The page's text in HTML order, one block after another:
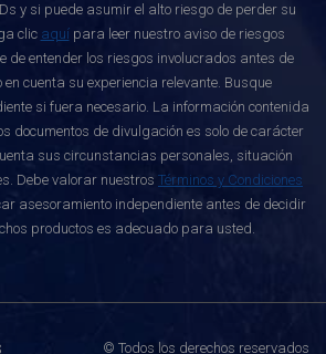
y si puede asumir el alto riesgo de perder su
clic aquípara leer nuestro aviso de riesgos
de entender los riesgos involucrados antes de
en cuenta su experiencia relevante. Busque
si fuera necesario. La información contenida
documentos de divulgación es solo de carácter
sus circunstancias personales, situación
Debe valorar nuestros Términos y Condiciones
asesoramiento independiente antes de decidir
productos es adecuado para usted.
© Todos los derechos reservados